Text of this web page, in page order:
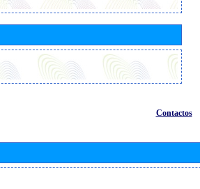
Contactos